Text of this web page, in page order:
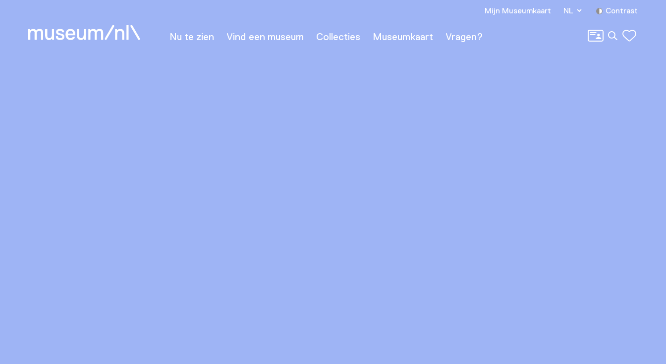
Nu te zien Vind een museum Collecties Museumkaart Vragen?
Mijn Museumkaart NL Contrast
Zoeken